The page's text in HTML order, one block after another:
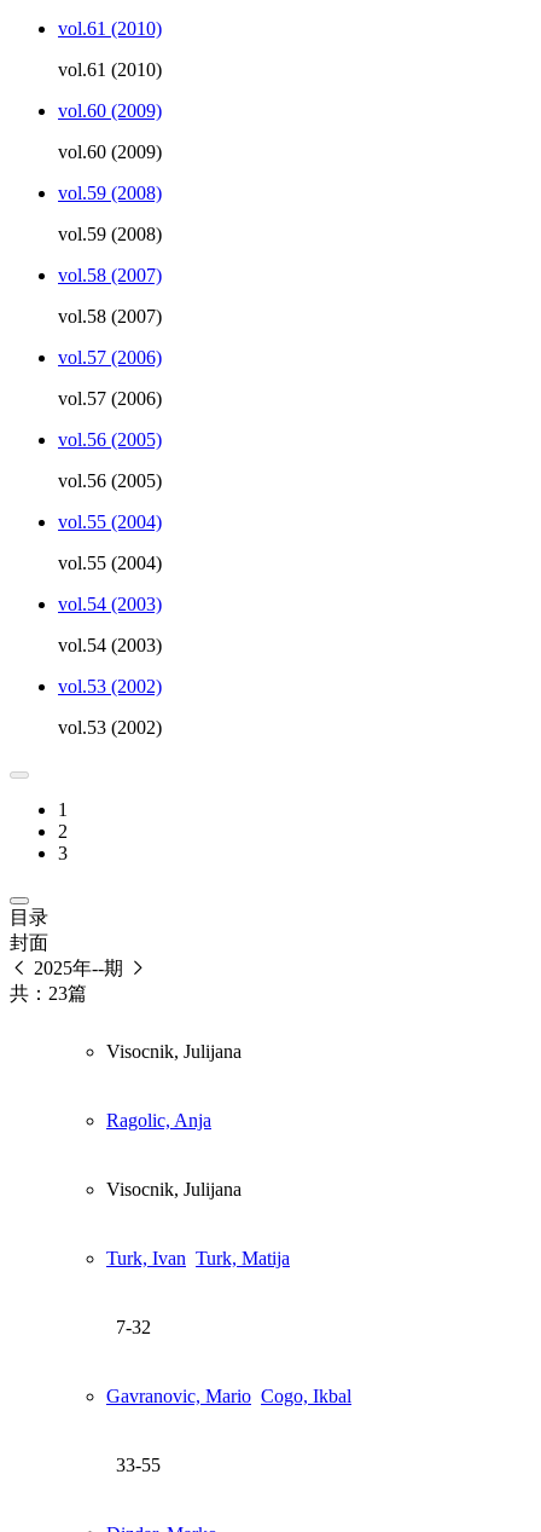
vol.61 (2010)
vol.61 (2010)
vol.60 (2009)
vol.60 (2009)
vol.59 (2008)
vol.59 (2008)
vol.58 (2007)
vol.58 (2007)
vol.57 (2006)
vol.57 (2006)
vol.56 (2005)
vol.56 (2005)
vol.55 (2004)
vol.55 (2004)
vol.54 (2003)
vol.54 (2003)
vol.53 (2002)
vol.53 (2002)
1
2
3
目录
封面
2025年--期
共：23篇
Visocnik, Julijana
Ragolic, Anja
Visocnik, Julijana
Turk, Ivan Turk, Matija
7-32
Gavranovic, Mario Cogo, Ikbal
33-55